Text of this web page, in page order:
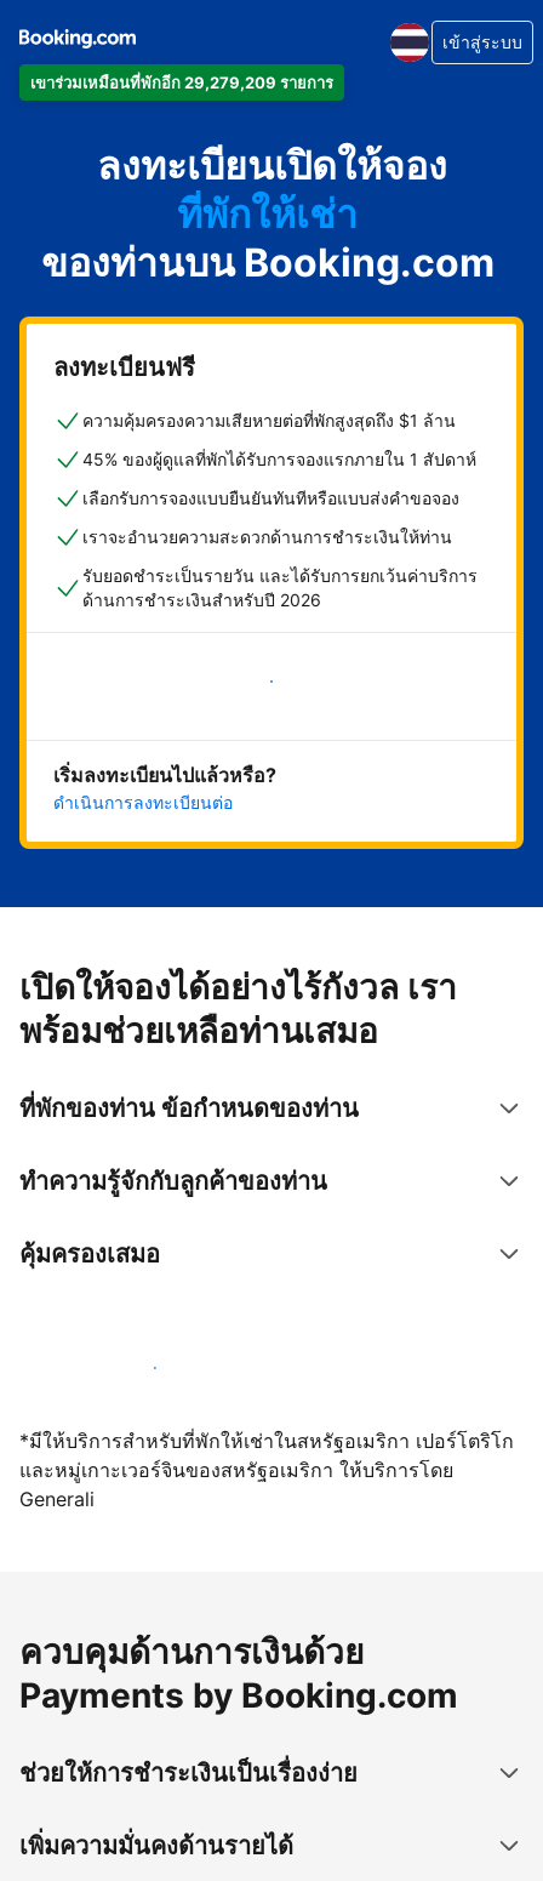
เข้าร่วมเหมือนที่พักอีก 29,279,209 รายการ
เข้าสู่ระบบ
ลงทะเบียนเปิดให้จอง
อพาร์ตเมนต์
โรงแรม
ที่พักให้เช่า
เกสต์เฮาส์
บีแอนด์บี
ของท่านบน Booking.com
ลงทะเบียนฟรี
ความคุ้มครองความเสียหายต่อที่พักสูงสุดถึง $1 ล้าน
45% ของผู้ดูแลที่พักได้รับการจองแรกภายใน 1 สัปดาห์
เลือกรับการจองแบบยืนยันทันทีหรือแบบส่งคำขอจอง
เราจะอำนวยความสะดวกด้านการชำระเงินให้ท่าน
รับยอดชำระเป็นรายวัน และได้รับการยกเว้นค่าบริการ
ด้านการชำระเงินสำหรับปี 2026
เริ่มดำเนินการเลย
เริ่มลงทะเบียนไปแล้วหรือ?
ดำเนินการลงทะเบียนต่อ
เปิดให้จองได้อย่างไร้กังวล เรา
พร้อมช่วยเหลือท่านเสมอ
ที่พักของท่าน ข้อกำหนดของท่าน
ทำความรู้จักกับลูกค้าของท่าน
คุ้มครองเสมอ
เปิดให้จองผ่านเราตั้งแต่วันนี้
*มีให้บริการสำหรับที่พักให้เช่าในสหรัฐอเมริกา เปอร์โตริโก
และหมู่เกาะเวอร์จินของสหรัฐอเมริกา ให้บริการโดย
Generali
ควบคุมด้านการเงินด้วย
Payments by Booking.com
ช่วยให้การชำระเงินเป็นเรื่องง่าย
เพิ่มความมั่นคงด้านรายได้